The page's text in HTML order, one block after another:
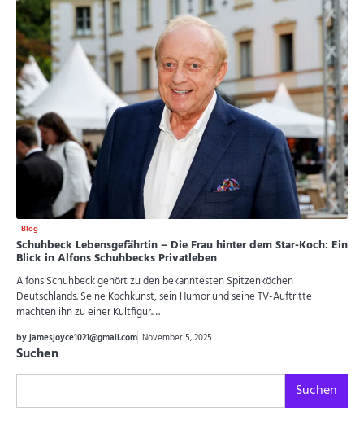
Blog
Schuhbeck Lebensgefährtin – Die Frau hinter dem Star-Koch: Ein
Blick in Alfons Schuhbecks Privatleben
Alfons Schuhbeck gehört zu den bekanntesten Spitzenköchen
Deutschlands. Seine Kochkunst, sein Humor und seine TV-Auftritte
machten ihn zu einer Kultfigur.…
by jamesjoyce1021@gmail.com November 5, 2025
Suchen
Suchen